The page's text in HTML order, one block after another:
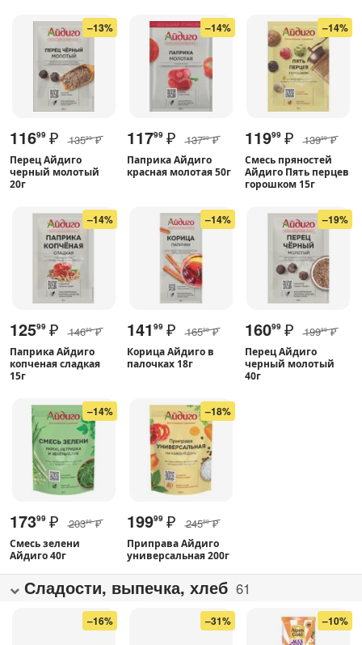
–13%
11699 ₽ 13599 ₽
Перец Айдиго
черный молотый
20г
–14%
11799 ₽ 13799 ₽
Паприка Айдиго
красная молотая 50г
–14%
11999 ₽ 13999 ₽
Смесь пряностей
Айдиго Пять перцев
горошком 15г
–14%
12599 ₽ 14699 ₽
Паприка Айдиго
копченая сладкая
15г
–14%
14199 ₽ 16599 ₽
Корица Айдиго в
палочках 18г
–19%
16099 ₽ 19999 ₽
Перец Айдиго
черный молотый
40г
–14%
17399 ₽ 20399 ₽
Смесь зелени
Айдиго 40г
–18%
19999 ₽ 24599 ₽
Приправа Айдиго
универсальная 200г
Сладости, выпечка, хлеб 61
–16% –31% –10%